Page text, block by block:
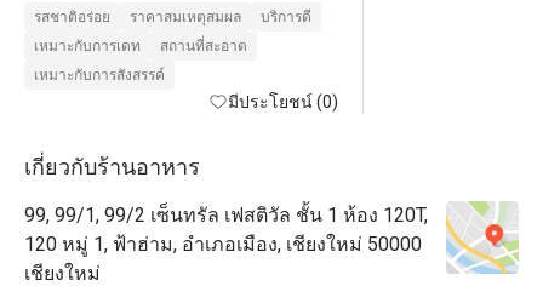
รสชาติอร่อย ราคาสมเหตุสมผล
บริการดี
เหมาะกับการเดท
สถานที่สะอาด
เหมาะกับการสังสรรค์
มีประโยชน์ (0)
เกี่ยวกับร้านอาหาร
99, 99/1, 99/2 เซ็นทรัล เฟสติวัล ชั้น 1 ห้อง 120T,
120 หมู่ 1, ฟ้าฮ่าม, อำเภอเมือง, เชียงใหม่ 50000
เชียงใหม่